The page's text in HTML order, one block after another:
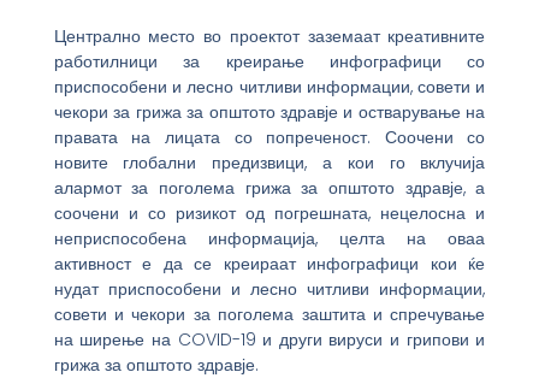
Централно место во проектот заземаат креативните
работилници за креирање инфографици со
приспособени и лесно читливи информации, совети и
чекори за грижа за општото здравје и остварување на
правата на лицата со попреченост. Соочени со
новите глобални предизвици, а кои го вклучија
алармот за поголема грижа за општото здравје, а
соочени и со ризикот од погрешната, нецелосна и
неприспособена информација, целта на оваа
активност е да се креираат инфографици кои ќе
нудат приспособени и лесно читливи информации,
совети и чекори за поголема заштита и спречување
на ширење на COVID-19 и други вируси и грипови и
грижа за општото здравје.